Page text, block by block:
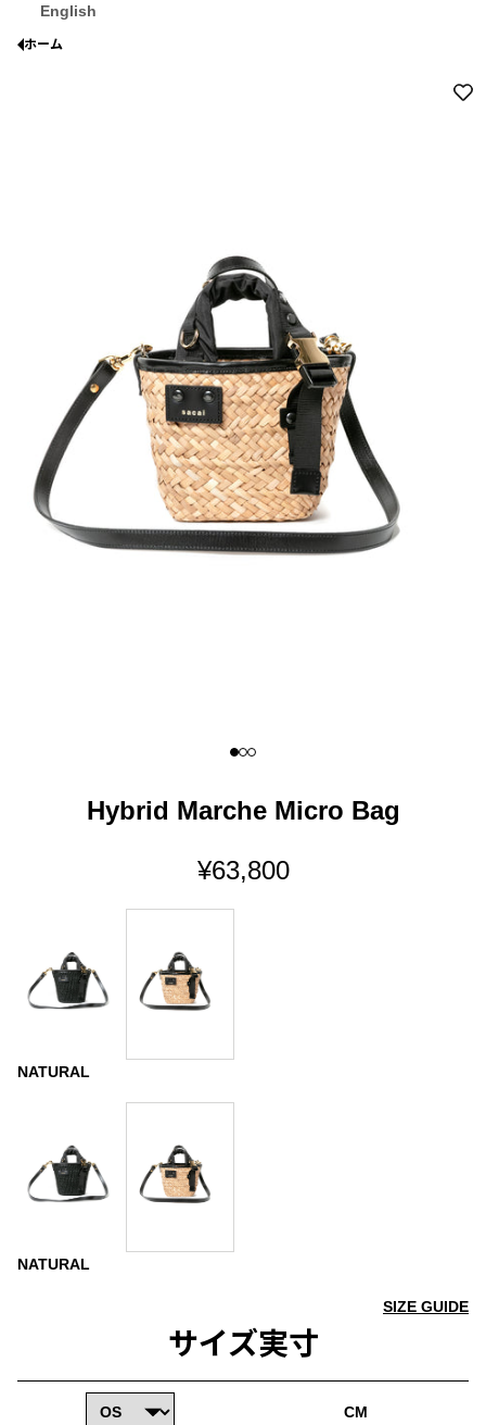
English
ホーム
I18n Error: Missing interpolation
I18n Error: Missing interpolation
I18n Error: Missing interpolation
Hybrid Marche Micro Bag
セール価格
¥63,800
NATURAL
NATURAL
SIZE GUIDE
サイズ実寸
CM